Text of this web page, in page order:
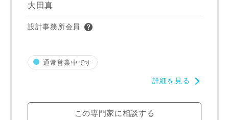
写真を拡大する
大田真
設計事務所会員
通常営業中です
詳細を見る
この専門家に相談する